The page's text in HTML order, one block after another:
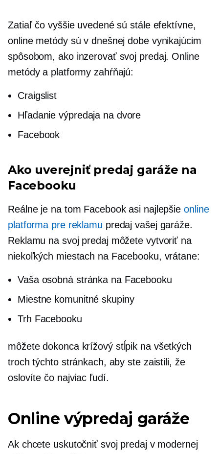
Zatiaľ čo vyššie uvedené sú stále efektívne,
online metódy sú v dnešnej dobe vynikajúcim
spôsobom, ako inzerovať svoj predaj. Online
metódy a platformy zahŕňajú:
Craigslist
Hľadanie výpredaja na dvore
Facebook
Ako uverejniť predaj garáže na
Facebooku
Reálne je na tom Facebook asi najlepšie online
platforma pre reklamu predaj vašej garáže.
Reklamu na svoj predaj môžete vytvoriť na
niekoľkých miestach na Facebooku, vrátane:
Vaša osobná stránka na Facebooku
Miestne komunitné skupiny
Trh Facebooku
môžete dokonca krížový stĺpik na všetkých
troch týchto stránkach, aby ste zaistili, že
oslovíte čo najviac ľudí.
Online výpredaj garáže
Ak chcete uskutočniť svoj predaj v modernej